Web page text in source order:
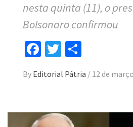
nesta quinta (11), o
Bolsonaro confirmou
Facebook
Twitter
By Editorial Pátria / 12 de